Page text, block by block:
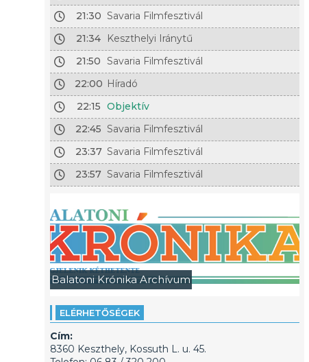
21:30 Savaria Filmfesztivál
21:34
Keszthelyi Iránytű
21:50 Savaria Filmfesztivál
22:00 Híradó
22:15 Objektív
22:45 Savaria Filmfesztivál
23:37 Savaria Filmfesztivál
23:57 Savaria Filmfesztivál
Balatoni Krónika Archívum
ELÉRHETŐSÉGEK
Cím:
8360 Keszthely, Kossuth L. u. 45.